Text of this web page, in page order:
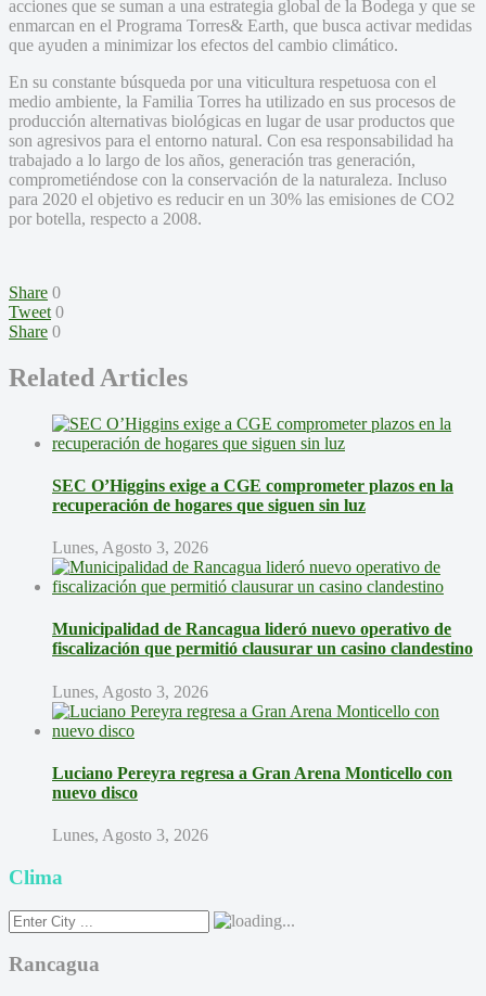
acciones que se suman a una estrategia global de la Bodega y que se
enmarcan en el Programa Torres& Earth, que busca activar medidas
que ayuden a minimizar los efectos del cambio climático.
En su constante búsqueda por una viticultura respetuosa con el
medio ambiente, la Familia Torres ha utilizado en sus procesos de
producción alternativas biológicas en lugar de usar productos que
son agresivos para el entorno natural. Con esa responsabilidad ha
trabajado a lo largo de los años, generación tras generación,
comprometiéndose con la conservación de la naturaleza. Incluso
para 2020 el objetivo es reducir en un 30% las emisiones de CO2
por botella, respecto a 2008.
Share 0
Tweet 0
Share 0
Related Articles
SEC O’Higgins exige a CGE comprometer plazos en la
recuperación de hogares que siguen sin luz
Lunes, Agosto 3, 2026
Municipalidad de Rancagua lideró nuevo operativo de
fiscalización que permitió clausurar un casino clandestino
Lunes, Agosto 3, 2026
Luciano Pereyra regresa a Gran Arena Monticello con
nuevo disco
Lunes, Agosto 3, 2026
Clima
Rancagua